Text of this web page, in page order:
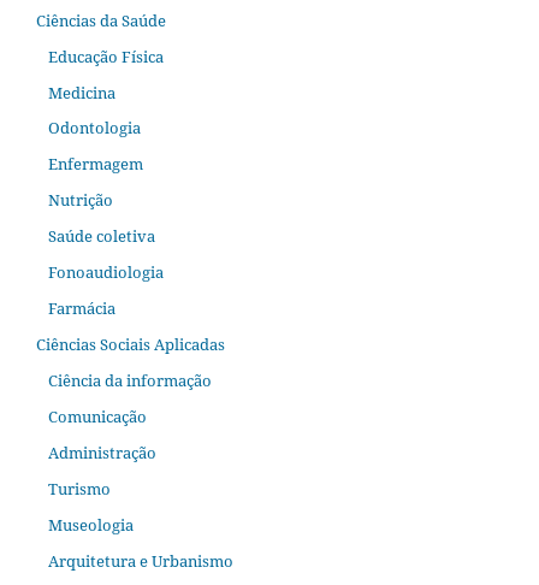
Ciências da Saúde
Educação Física
Medicina
Odontologia
Enfermagem
Nutrição
Saúde coletiva
Fonoaudiologia
Farmácia
Ciências Sociais Aplicadas
Ciência da informação
Comunicação
Administração
Turismo
Museologia
Arquitetura e Urbanismo